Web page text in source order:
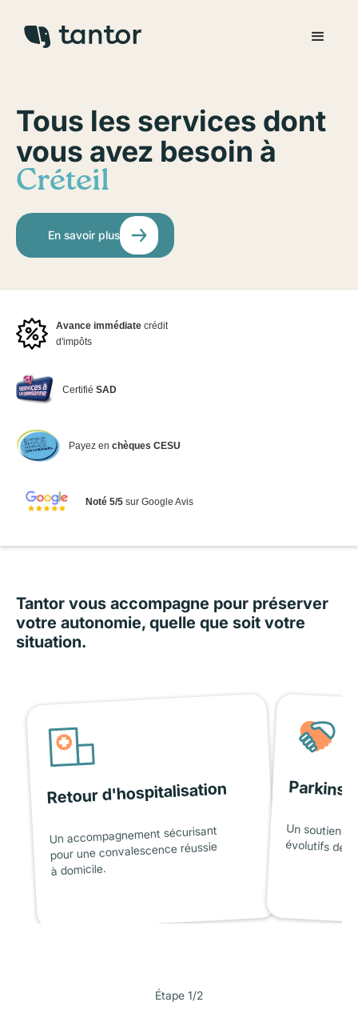
Tous les services dont
vous avez besoin à
Créteil
En savoir plus
Avance immédiate crédit
d'impôts
CertifiéSAD
Payez en chèques CESU
Noté 5/5sur Google Avis
Tantor vous accompagne pour préserver
votre autonomie, quelle que soit votre
situation.
Retour d'hospitalisation
Un accompagnement sécurisant
pour une convalescence réussie
à domicile.
Un soutien
évolutifs de
Étape 1/2